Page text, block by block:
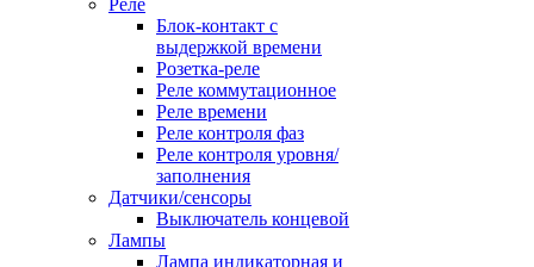
Реле
Блок-контакт с
выдержкой времени
Розетка-реле
Реле коммутационное
Реле времени
Реле контроля фаз
Реле контроля уровня/
заполнения
Датчики/сенсоры
Выключатель концевой
Лампы
Лампа индикаторная и